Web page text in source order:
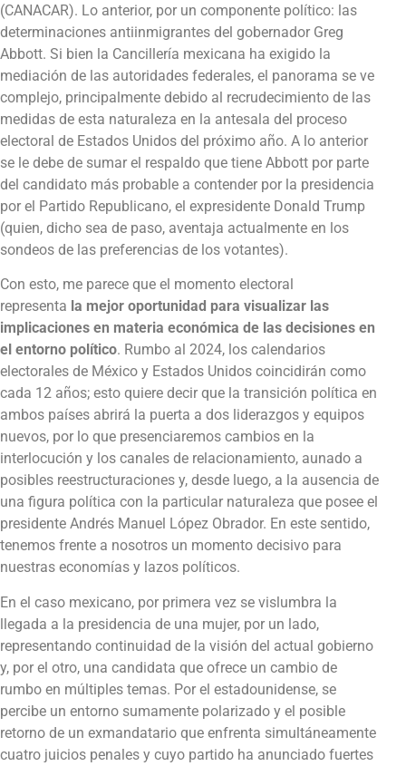
(CANACAR). Lo anterior, por un componente político: las
determinaciones antiinmigrantes del gobernador Greg
Abbott. Si bien la Cancillería mexicana ha exigido la
mediación de las autoridades federales, el panorama se ve
complejo, principalmente debido al recrudecimiento de las
medidas de esta naturaleza en la antesala del proceso
electoral de Estados Unidos del próximo año. A lo anterior
se le debe de sumar el respaldo que tiene Abbott por parte
del candidato más probable a contender por la presidencia
por el Partido Republicano, el expresidente Donald Trump
(quien, dicho sea de paso, aventaja actualmente en los
sondeos de las preferencias de los votantes).
Con esto, me parece que el momento electoral
representa la mejor oportunidad para visualizar las
implicaciones en materia económica de las decisiones en
el entorno político. Rumbo al 2024, los calendarios
electorales de México y Estados Unidos coincidirán como
cada 12 años; esto quiere decir que la transición política en
ambos países abrirá la puerta a dos liderazgos y equipos
nuevos, por lo que presenciaremos cambios en la
interlocución y los canales de relacionamiento, aunado a
posibles reestructuraciones y, desde luego, a la ausencia de
una figura política con la particular naturaleza que posee el
presidente Andrés Manuel López Obrador. En este sentido,
tenemos frente a nosotros un momento decisivo para
nuestras economías y lazos políticos.
En el caso mexicano, por primera vez se vislumbra la
llegada a la presidencia de una mujer, por un lado,
representando continuidad de la visión del actual gobierno
y, por el otro, una candidata que ofrece un cambio de
rumbo en múltiples temas. Por el estadounidense, se
percibe un entorno sumamente polarizado y el posible
retorno de un exmandatario que enfrenta simultáneamente
cuatro juicios penales y cuyo partido ha anunciado fuertes